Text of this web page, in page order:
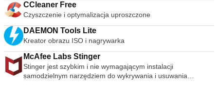
CCleaner Free
Czyszczenie i optymalizacja uproszczone
DAEMON Tools Lite
Kreator obrazu ISO i nagrywarka
McAfee Labs Stinger
Stinger jest szybkim i nie wymagającym instalacji
samodzielnym narzędziem do wykrywania i usuwania